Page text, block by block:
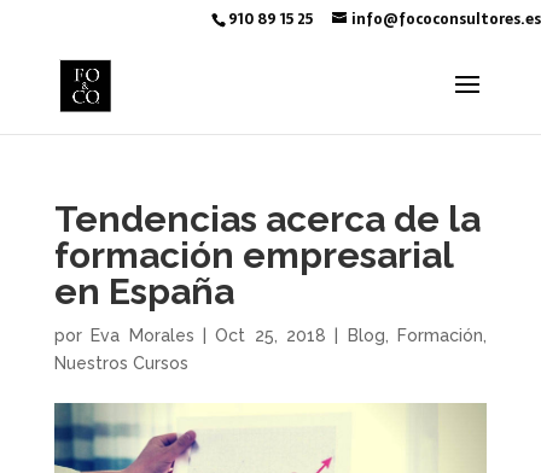
910 89 15 25 info@fococonsultores.es
Tendencias acerca de la
formación empresarial
en España
por Eva Morales |Oct 25, 2018 Blog Formación
Nuestros Cursos